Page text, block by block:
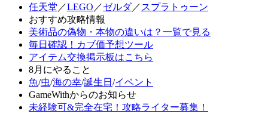
任天堂 ／LEGO ／ゼルダ／ スプラトゥーン
おすすめ攻略情報
美術品の偽物・本物の違いは？一覧で見る
毎日確認！カブ価予想ツール
アイテム交換掲示板はこちら
8月にやること
魚/虫/海の幸/誕生日 /イベント
GameWithからのお知らせ
未経験可&完全在宅！攻略ライター募集！